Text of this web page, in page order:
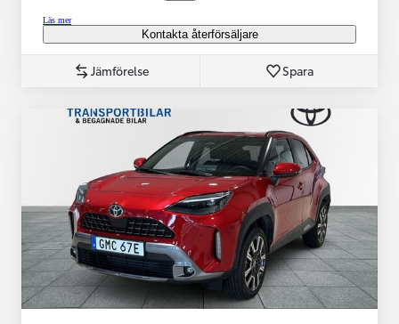
Läs mer
Kontakta återförsäljare
Jämförelse Spara